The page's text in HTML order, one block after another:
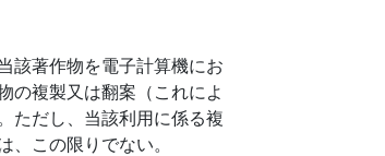
該著作物を電子計算機にお
の複製又は翻案（これによ
ただし、当該利用に係る複
この限りでない。